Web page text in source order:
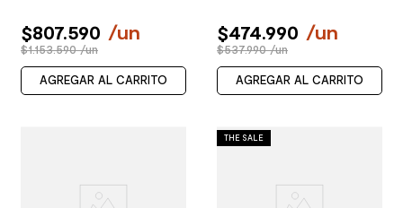
$807.590 /un
$1.153.590 /un
AGREGAR AL CARRITO
$474.990 /un
$537.990 /un
AGREGAR AL CARRITO
THE SALE